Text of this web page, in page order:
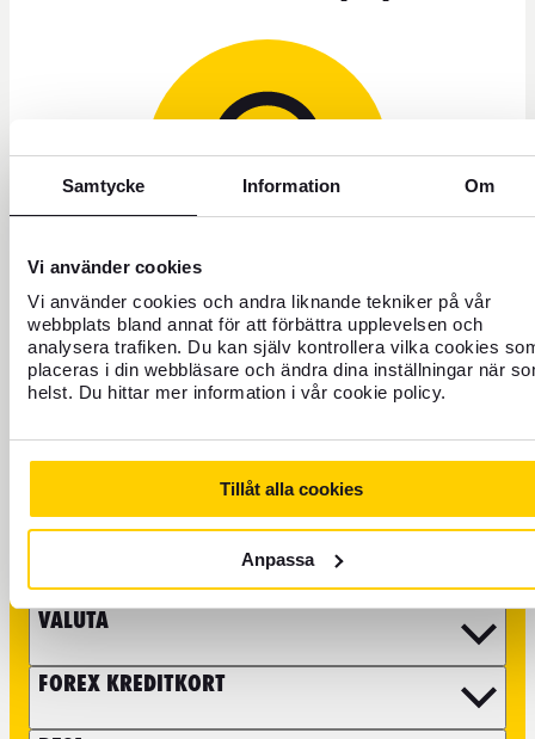
Samtycke Information Om
Vi använder cookies
Vi använder cookies och andra liknande tekniker på vår
webbplats bland annat för att förbättra upplevelsen och
analysera trafiken. Du kan själv kontrollera vilka cookies
placeras i din webbläsare och ändra dina inställningar när
helst. Du hittar mer information i vår cookie policy.
Tillåt alla cookies
Anpassa
+46 771 22 22 21
Kundservice: Telefon vardagar 8–17
Spärra kort öppet dygnet runt
Det går även bra att maila oss, tänk då på att vissa ärenden
så som frågor kring boka flyg och reseupplevelser behöver tas
till våra partners. Du hittar mer information på
kundservicesidan.
VALUTA
FOREX KREDITKORT